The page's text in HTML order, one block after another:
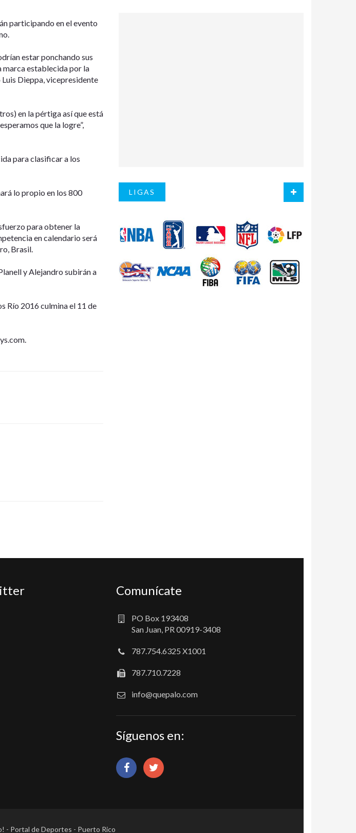
participando en el evento
estar ponchando sus
marca establecida por la
Dieppa, vicepresidente
en la pértiga así que está
que la logre”,
para clasificar a los
lo propio en los 800
para obtener la
en calendario será
Brasil.
y Alejandro subirán a
Río 2016 culmina el 11 de
LIGAS
Comunícate
PO Box 193408
San Juan, PR 00919-3408
787.754.6325 X1001
787.710.7228
info@quepalo.com
Síguenos en:
- Portal de Deportes - Puerto Rico